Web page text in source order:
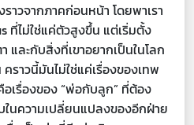
าวจากภาคก่อนหน้า โดยพาเรา
ที่ไม่ใช่แค่ตัวสูงขึ้น แต่เริ่มตั้ง
และกับสิ่งที่เขาอยากเป็นในโลก
ราวนี้มันไม่ใช่แค่เรื่องของเทพ
เรื่องของ “พ่อกับลูก” ที่ต้อง
ในความเปลี่ยนแปลงของอีกฝ่าย